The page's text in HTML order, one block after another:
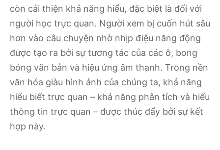
còn cải thiện khả năng hiểu, đặc biệt là đối với
người học trực quan. Người xem bị cuốn hút sâu
hơn vào câu chuyện nhờ nhịp điệu năng động
được tạo ra bởi sự tương tác của các ô, bong
bóng văn bản và hiệu ứng âm thanh. Trong nền
văn hóa giàu hình ảnh của chúng ta, khả năng
hiểu biết trực quan – khả năng phân tích và hiểu
thông tin trực quan – được thúc đẩy bởi sự kết
hợp này.